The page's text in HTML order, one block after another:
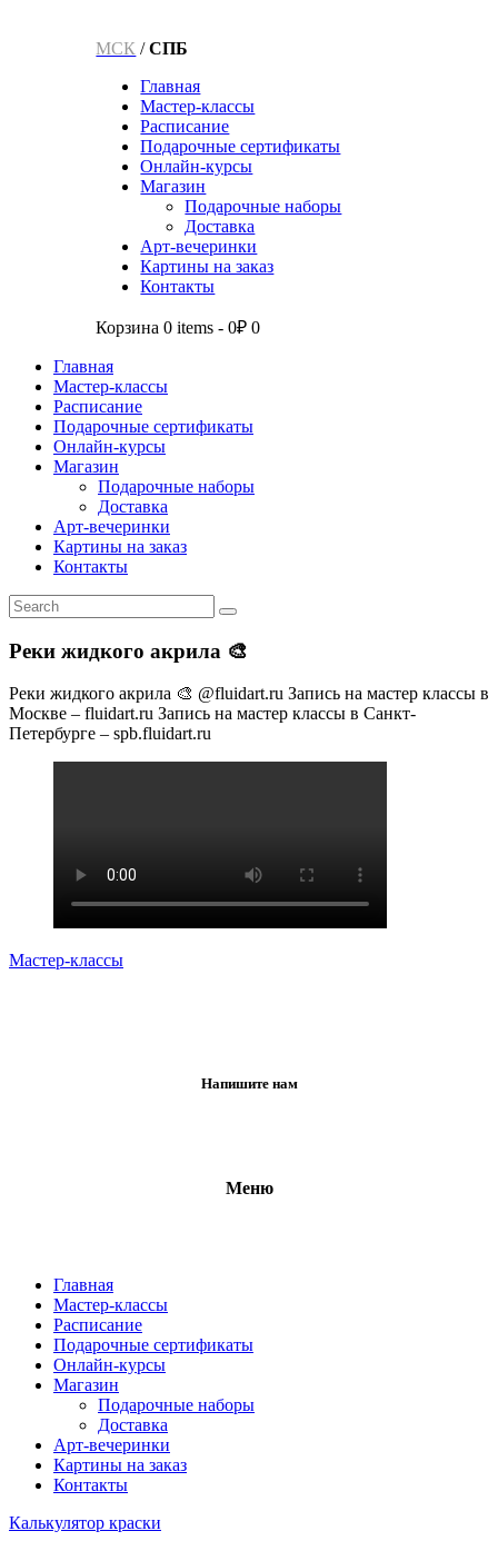
МСК /СПБ
Главная
Мастер-классы
Расписание
Подарочные сертификаты
Онлайн-курсы
Магазин
Подарочные наборы
Доставка
Арт-вечеринки
Картины на заказ
Контакты
Корзина 0 items -0₽ 0
Главная
Мастер-классы
Расписание
Подарочные сертификаты
Онлайн-курсы
Магазин
Подарочные наборы
Доставка
Арт-вечеринки
Картины на заказ
Контакты
Реки жидкого акрила 🎨
Реки жидкого акрила 🎨 @fluidart.ru Запись на мастер классы в
Москве – fluidart.ru Запись на мастер классы в Санкт-
Петербурге – spb.fluidart.ru
Мастер-классы
Напишите нам
Меню
Главная
Мастер-классы
Расписание
Подарочные сертификаты
Онлайн-курсы
Магазин
Подарочные наборы
Доставка
Арт-вечеринки
Картины на заказ
Контакты
Калькулятор краски